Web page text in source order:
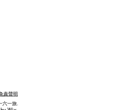
責聲明
六一旅.